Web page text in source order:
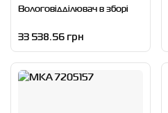
Вологовідділювач в зборі
33 538.56 грн